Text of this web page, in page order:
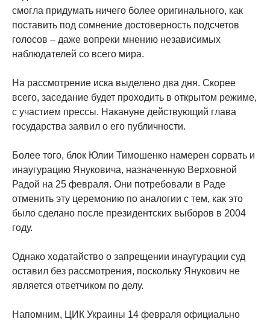
смогла придумать ничего более оригинального, как
поставить под сомнение достоверность подсчетов
голосов – даже вопреки мнению независимых
наблюдателей со всего мира.
На рассмотрение иска выделено два дня. Скорее
всего, заседание будет проходить в открытом режиме,
с участием прессы. Накануне действующий глава
государства заявил о его публичности.
Более того, блок Юлии Тимошенко намерен сорвать и
инаугурацию Януковича, назначенную Верховной
Радой на 25 февраля. Они потребовали в Раде
отменить эту церемонию по аналогии с тем, как это
было сделано после президентских выборов в 2004
году.
Однако ходатайство о запрещении инаугурации суд
оставил без рассмотрения, поскольку Янукович не
является ответчиком по делу.
Напомним, ЦИК Украины 14 февраля официально